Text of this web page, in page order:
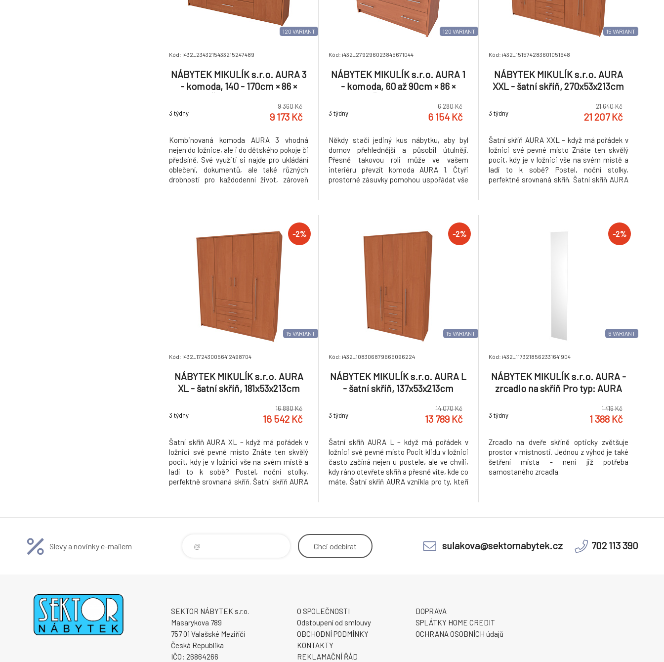
120 VARIANT
Kód: i432_2343215433215247489
NÁBYTEK MIKULÍK s.r.o. AURA 3
- komoda, 140 - 170cm × 86 ×
3 týdny
9 360 Kč
9 173 Kč
Kombinovaná komoda AURA 3 vhodná
nejen do ložnice, ale i do dětského pokoje či
předsíně. Své využití si najde pro ukládání
oblečení, dokumentů, ale také různých
drobností pro každodenní život, zároveň
120 VARIANT
Kód: i432_279296023845671044
NÁBYTEK MIKULÍK s.r.o. AURA 1
- komoda, 60 až 90cm × 86 ×
3 týdny
6 280 Kč
6 154 Kč
Někdy stačí jediný kus nábytku, aby byl
domov přehlednější a působil útulněji.
Přesně takovou roli může ve vašem
interiéru převzít komoda AURA 1. Čtyři
prostorné zásuvky pomohou uspořádat vše
15 VARIANT
Kód: i432_151574283601051648
NÁBYTEK MIKULÍK s.r.o. AURA
XXL - šatní skříň, 270x53x213cm
3 týdny
21 640 Kč
21 207 Kč
Šatní skříň AURA XXL – když má pořádek v
ložnici své pevné místo Znáte ten skvělý
pocit, kdy je v ložnici vše na svém místě a
ladí to k sobě? Postel, noční stolky,
perfektně srovnaná skříň. Šatní skříň AURA
15 VARIANT
-2%
Kód: i432_172430056412498704
NÁBYTEK MIKULÍK s.r.o. AURA
XL - šatní skříň, 181x53x213cm
3 týdny
16 880 Kč
16 542 Kč
Šatní skříň AURA XL – když má pořádek v
ložnici své pevné místo Znáte ten skvělý
pocit, kdy je v ložnici vše na svém místě a
ladí to k sobě? Postel, noční stolky,
perfektně srovnaná skříň. Šatní skříň AURA
15 VARIANT
-2%
Kód: i432_108306879665096224
NÁBYTEK MIKULÍK s.r.o. AURA L
- šatní skříň, 137x53x213cm
3 týdny
14 070 Kč
13 789 Kč
Šatní skříň AURA L – když má pořádek v
ložnici své pevné místo Pocit klidu v ložnici
často začíná nejen u postele, ale ve chvíli,
kdy ráno otevřete skříň a přesně víte, kde co
máte. Šatní skříň AURA vznikla pro ty, kteří
6 VARIANT
-2%
Kód: i432_1173218562331641904
NÁBYTEK MIKULÍK s.r.o. AURA -
zrcadlo na skříň Pro typ: AURA
3 týdny
1 416 Kč
1 388 Kč
Zrcadlo na dveře skříně opticky zvětšuje
prostor v místnosti. Jednou z výhod je také
šetření místa - není již potřeba
samostaného zrcadla.
Slevy a novinky e-mailem Chci odebírat sulakova@sektornabytek.cz 702 113 390
SEKTOR NÁBYTEK s.r.o.
Masarykova 789
757 01 Valašské Meziříčí
Česká Republika
IČO: 26864266
O SPOLEČNOSTI
Odstoupení od smlouvy
OBCHODNÍ PODMÍNKY
KONTAKTY
REKLAMAČNÍ ŘÁD
DOPRAVA
SPLÁTKY HOME CREDIT
OCHRANA OSOBNÍCH údajů